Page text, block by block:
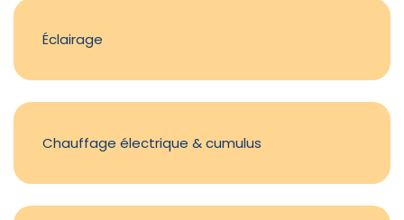
Éclairage
Chauffage électrique & cumulus